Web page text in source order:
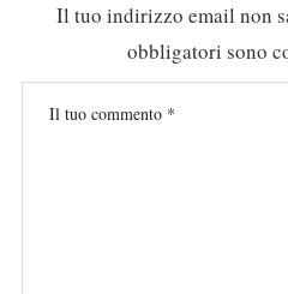
Il tuo indirizzo email non
obbligatori sono